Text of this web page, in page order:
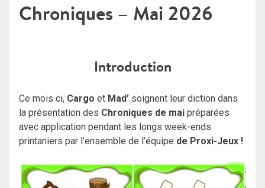
Chroniques – Mai 2026
Introduction
Ce mois ci, Cargo et Mad’ soignent leur diction dans
la présentation des Chroniques de mai préparées
avec application pendant les longs week-ends
printaniers par l’ensemble de l’équipe de Proxi-Jeux !